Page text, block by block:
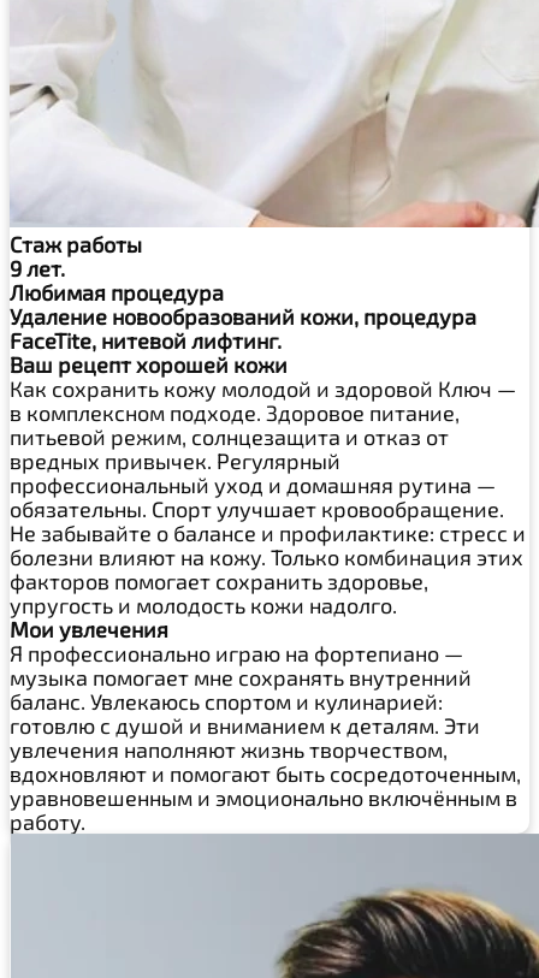
Стаж работы
9 лет.
Любимая процедура
Удаление новообразований кожи, процедура
FaceTite, нитевой лифтинг.
Ваш рецепт хорошей кожи
Как сохранить кожу молодой и здоровой Ключ —
в комплексном подходе. Здоровое питание,
питьевой режим, солнцезащита и отказ от
вредных привычек. Регулярный
профессиональный уход и домашняя рутина —
обязательны. Спорт улучшает кровообращение.
Не забывайте о балансе и профилактике: стресс и
болезни влияют на кожу. Только комбинация этих
факторов помогает сохранить здоровье,
упругость и молодость кожи надолго.
Мои увлечения
Я профессионально играю на фортепиано —
музыка помогает мне сохранять внутренний
баланс. Увлекаюсь спортом и кулинарией:
готовлю с душой и вниманием к деталям. Эти
увлечения наполняют жизнь творчеством,
вдохновляют и помогают быть сосредоточенным,
уравновешенным и эмоционально включённым в
работу.